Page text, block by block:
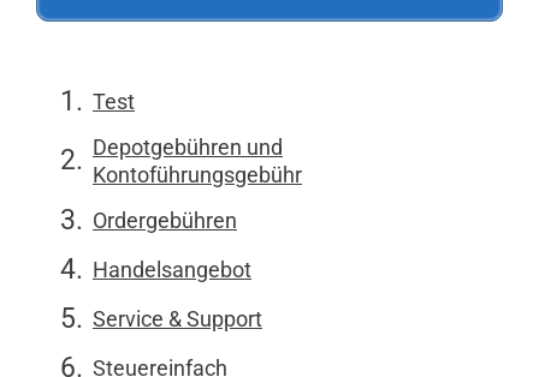
Test
Depotgebühren und
Kontoführungsgebühr
Ordergebühren
Handelsangebot
Service & Support
Steuereinfach